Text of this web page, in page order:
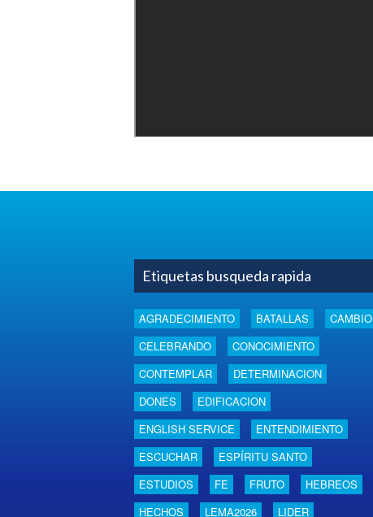
Etiquetas busqueda rapida
AGRADECIMIENTO BATALLAS
CAMBIO
CELEBRANDO
CONOCIMIENTO
CONTEMPLAR
DETERMINACION
DONES
EDIFICACION
ENGLISH SERVICE
ENTENDIMIENTO
ESCUCHAR
ESPÍRITU SANTO
ESTUDIOS
FE FRUTO
HEBREOS
HECHOS
LEMA2026 LIDER